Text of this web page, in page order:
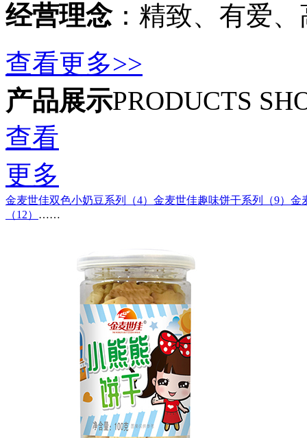
经营理念：精致、有爱、
查看更多>>
产品展示PRODUCTS
查看
更多
金麦世佳双色小奶豆系列（4） 金麦世佳趣味饼干系列（9） 金
（12） ……